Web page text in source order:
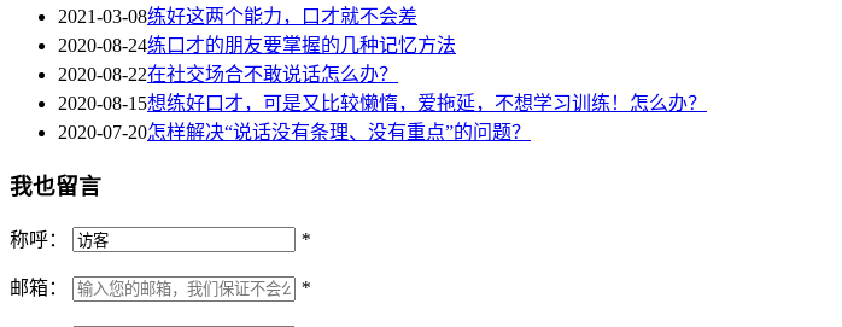
2021-03-08练好这两个能力，口才就不会差
2020-08-24练口才的朋友要掌握的几种记忆方法
2020-08-22在社交场合不敢说话怎么办？
2020-08-15想练好口才，可是又比较懒惰，爱拖延，不想学习训练！怎么办？
2020-07-20怎样解决“说话没有条理、没有重点”的问题？
我也留言
称呼： *
邮箱： *